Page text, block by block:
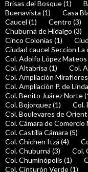
Brisas del Bosque (1)
Buenavista (1)
Casa
Caucel (1)
Centro (3)
Chuburná de Hidalgo (3)
Cinco Colonias (1)
Ciudad caucel Seccion La
Col. Adolfo López Mateos
Col. Altabrisa (1)
Col.
Col. Ampliación
Col. Ampliación P. de
Col. Benito Juárez Norte
Col. Bojorquez (1)
Col.
Col. Boulevares de
Col. Cámara de Comercio
Col. Castilla Cámara (5)
Col. Chichen Itzá (4)
Col. Chuburná (3)
Col.
Col. Chuminópolis (1)
Col. Cinturón Verde (1)